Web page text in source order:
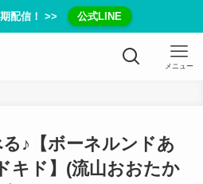
配信！ >> 公式LINE
メニュー
♪【ボーネルンドあ
キド】(流山おおたか